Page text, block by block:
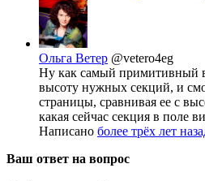
Ольга Ветер @vetero4eg
Ну как самый примитивный
высоту нужных секций, и
страницы, сравнивая ее с
какая сейчас секция в поле
Написано более трёх лет
Ваш ответ на вопрос